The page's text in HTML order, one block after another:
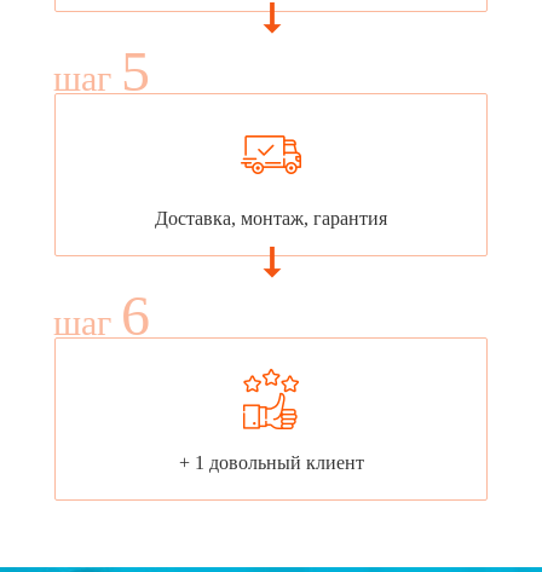
шаг 5
Доставка, монтаж, гарантия
шаг 6
+ 1 довольный клиент